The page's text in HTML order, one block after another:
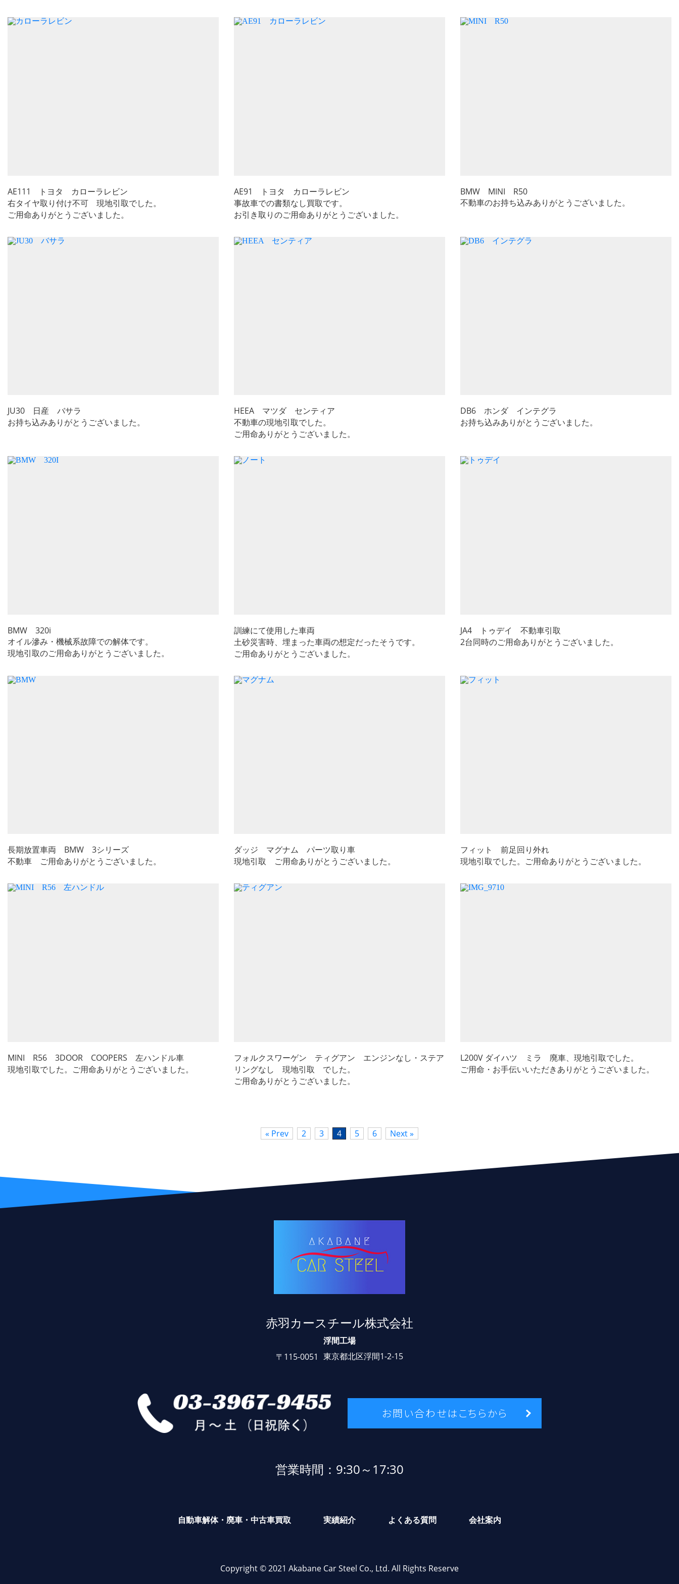
AE111 トヨタ カローラレビン
右タイヤ取り付け不可 現地引取でした。
ご用命ありがとうございました。
AE91 トヨタ カローラレビン
事故車での書類なし買取です。
お引き取りのご用命ありがとうございました。
BMW MINI R50
不動車のお持ち込みありがとうございました。
JU30 日産 バサラ
お持ち込みありがとうございました。
HEEA マツダ センティア
不動車の現地引取でした。
ご用命ありがとうございました。
DB6 ホンダ インテグラ
お持ち込みありがとうございました。
BMW 320i
オイル滲み・機械系故障での解体です。
現地引取のご用命ありがとうございました。
訓練にて使用した車両
土砂災害時、埋まった車両の想定だったそうです。
ご用命ありがとうございました。
JA4 トゥデイ 不動車引取
2台同時のご用命ありがとうございました。
長期放置車両 BMW 3シリーズ
不動車 ご用命ありがとうございました。
ダッジ マグナム パーツ取り車
現地引取 ご用命ありがとうございました。
フィット 前足回り外れ
現地引取でした。ご用命ありがとうございました。
MINI R56 3DOOR COOPERS 左ハンドル車
現地引取でした。ご用命ありがとうございました。
フォルクスワーゲン ティグアン エンジンなし・ステア
リングなし 現地引取 でした。
ご用命ありがとうございました。
L200V ダイハツ ミラ 廃車、現地引取でした。
ご用命・お手伝いいただきありがとうございました。
« Prev 2 3 4 5 6 Next »
赤羽カースチール株式会社
浮間工場
〒115-0051 東京都北区浮間1-2-15
お問い合わせはこちらから
営業時間：9:30～17:30
自動車解体・廃車・中古車買取 実績紹介 よくある質問 会社案内
Copyright © 2021 Akabane Car Steel Co., Ltd. All Rights Reserve